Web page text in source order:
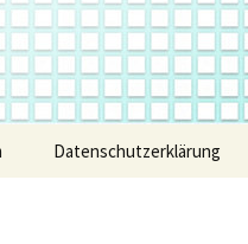
Datenschutzerklärung